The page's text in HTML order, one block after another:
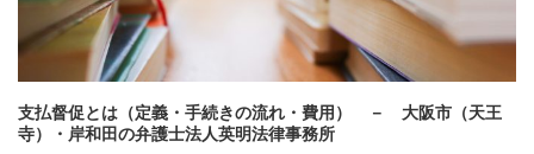
支払督促とは（定義・手続きの流れ・費用） － 大阪市（天王
寺）・岸和田の弁護士法人英明法律事務所